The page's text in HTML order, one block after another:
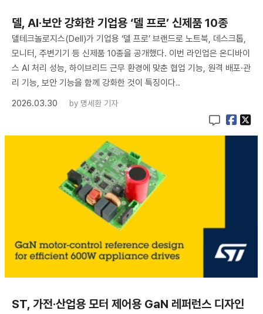
델, AI·보안 강화한 기업용 ‘델 프로’ 신제품 10종
델테크놀로지스(Dell)가 기업용 ‘델 프로’ 브랜드로 노트북, 데스크톱,
모니터, 주변기기 등 신제품 10종을 공개했다. 이번 라인업은 온디바이
스 AI 처리 성능, 하이브리드 근무 환경에 맞춘 협업 기능, 원격 배포·관
리 기능, 보안 기능을 함께 강화한 것이 특징이다..
2026.03.30
by 명세환 기자
ST, 가전·산업용 모터 제어용 GaN 레퍼런스 디자인